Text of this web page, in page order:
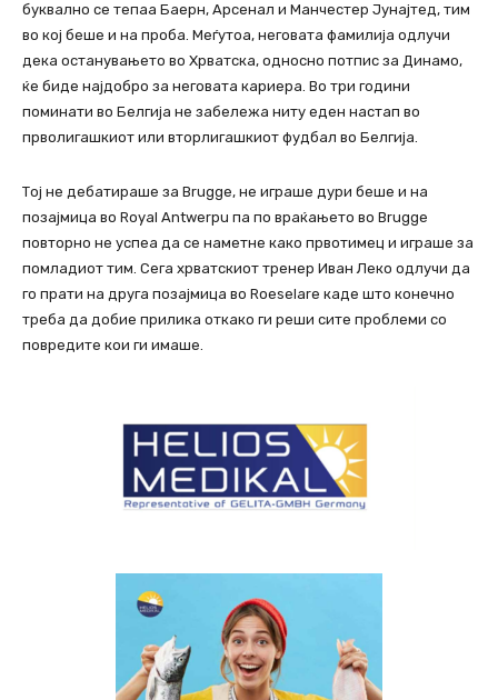
буквално се тепаа Баерн, Арсенал и Манчестер Јунајтед, тим
во кој беше и на проба. Меѓутоа, неговата фамилија одлучи
дека останувањето во Хрватска, односно потпис за Динамо,
ќе биде најдобро за неговата кариера. Во три години
поминати во Белгија не забележа ниту еден настап во
прволигашкиот или вторлигашкиот фудбал во Белгија.
Тој не дебатираше за Brugge, не играше дури беше и на
позајмица во Royal Antwerpu па по враќањето во Brugge
повторно не успеа да се наметне како првотимец и играше за
помладиот тим. Сега хрватскиот тренер Иван Леко одлучи да
го прати на друга позајмица во Roeselare каде што конечно
треба да добие прилика откако ги реши сите проблеми со
повредите кои ги имаше.